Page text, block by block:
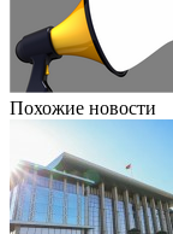
Похожие новости